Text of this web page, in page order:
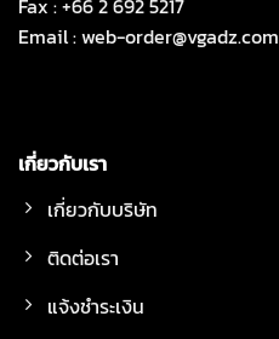
Email :web-order@vgadz.com
เกี่ยวกับเรา
เกี่ยวกับบริษัท
ติดต่อเรา
แจ้งชำระเงิน